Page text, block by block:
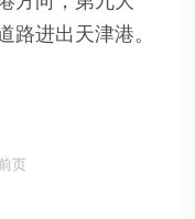
路进出天津港。
页